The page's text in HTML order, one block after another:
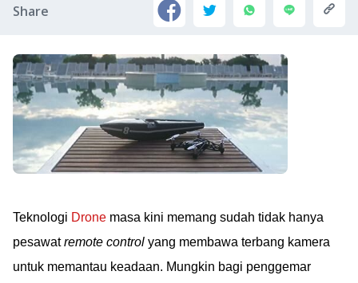
Share
Teknologi Drone masa kini memang sudah tidak hanya
pesawatremote control yang membawa terbang kamera
untuk memantau keadaan. Mungkin bagi penggemar